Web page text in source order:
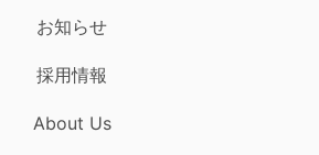
お知らせ
採用情報
About Us